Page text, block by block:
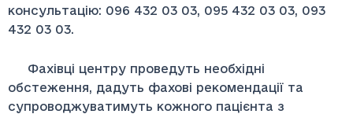
консультацію: 096 432 03 03, 095 432 03 03, 093
432 03 03.
Фахівці центру проведуть необхідні
обстеження, дадуть фахові рекомендації та
супроводжуватимуть кожного пацієнта з